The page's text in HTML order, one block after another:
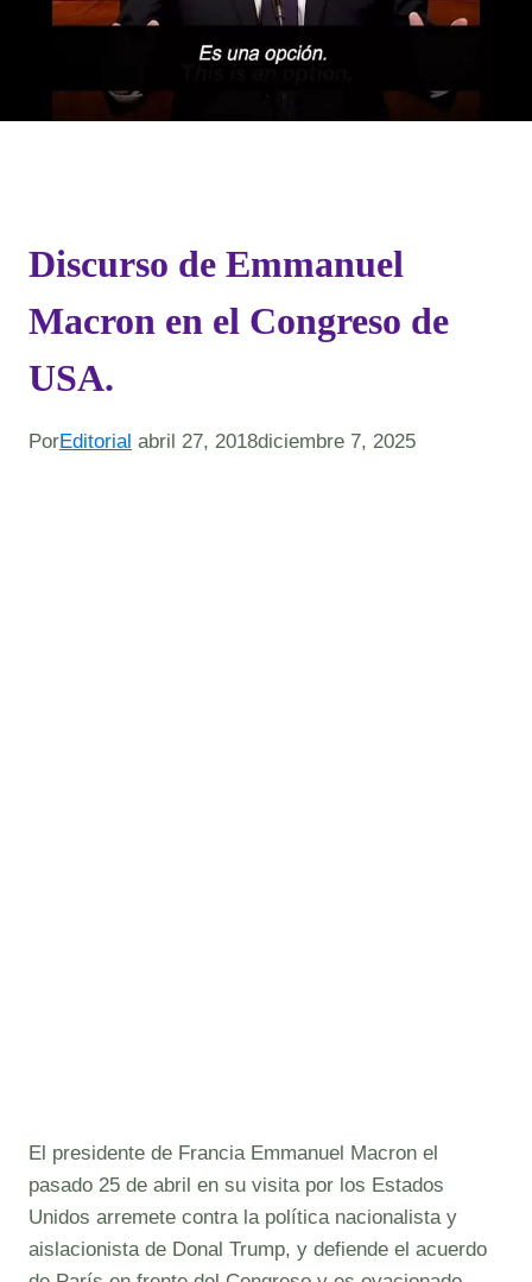
Discurso de Emmanuel
Macron en el Congreso de
USA.
PorEditorial abril 27, 2018diciembre 7, 2025
El presidente de Francia Emmanuel Macron el
pasado 25 de abril en su visita por los Estados
Unidos arremete contra la política nacionalista y
aislacionista de Donal Trump, y defiende el acuerdo